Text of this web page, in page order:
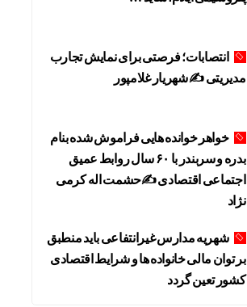
انتصابات؛ فرصتی برای نمایش تجارب
مدیریتی ✍ شهریار غلامپور
خواهر خوانده هایی فراموش شده بنام
بدره و سربندر با ۶۰ سال روابط عمیق
اجتماعی اقتصادی ✍حشمت اله کرمی
نژاد
شهریه مدارس غیرانتفاعی باید منطبق
بر توان مالی خانواده ها و شرایط اقتصادی
کشور تعین گردد